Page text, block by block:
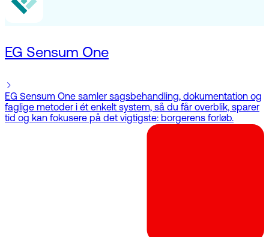
EG Sensum One
EG Sensum One samler sagsbehandling, dokumentation og
faglige metoder i ét enkelt system, så du får overblik, sparer
tid og kan fokusere på det vigtigste: borgerens forløb.